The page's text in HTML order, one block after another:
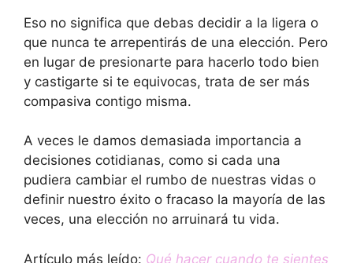
Eso no significa que debas decidir a la ligera o
que nunca te arrepentirás de una elección. Pero
en lugar de presionarte para hacerlo todo bien
y castigarte si te equivocas, trata de ser más
compasiva contigo misma.
A veces le damos demasiada importancia a
decisiones cotidianas, como si cada una
pudiera cambiar el rumbo de nuestras vidas o
definir nuestro éxito o fracaso la mayoría de las
veces, una elección no arruinará tu vida.
Artículo más leído: Qué hacer cuando te sientes